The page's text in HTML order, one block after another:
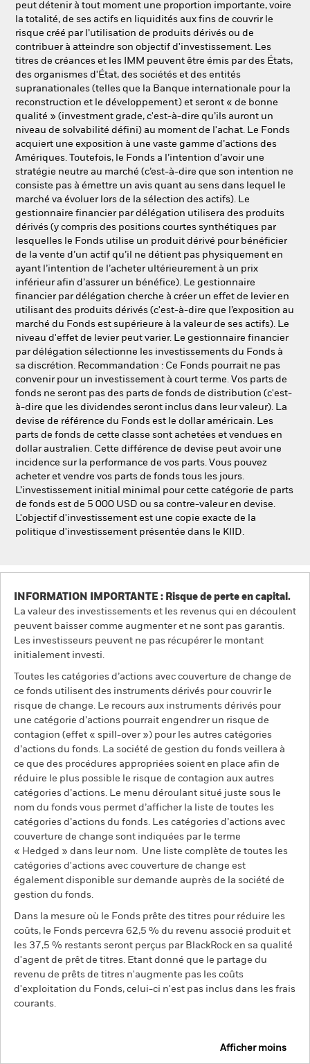
peut détenir à tout moment une proportion importante, voire
la totalité, de ses actifs en liquidités aux fins de couvrir le
risque créé par l’utilisation de produits dérivés ou de
contribuer à atteindre son objectif d'investissement. Les
titres de créances et les IMM peuvent être émis par des États,
des organismes d'État, des sociétés et des entités
supranationales (telles que la Banque internationale pour la
reconstruction et le développement) et seront « de bonne
qualité » (investment grade, c'est-à-dire qu’ils auront un
niveau de solvabilité défini) au moment de l'achat. Le Fonds
acquiert une exposition à une vaste gamme d’actions des
Amériques. Toutefois, le Fonds a l’intention d’avoir une
stratégie neutre au marché (c’est-à-dire que son intention ne
consiste pas à émettre un avis quant au sens dans lequel le
marché va évoluer lors de la sélection des actifs). Le
gestionnaire financier par délégation utilisera des produits
dérivés (y compris des positions courtes synthétiques par
lesquelles le Fonds utilise un produit dérivé pour bénéficier
de la vente d’un actif qu’il ne détient pas physiquement en
ayant l’intention de l’acheter ultérieurement à un prix
inférieur afin d’assurer un bénéfice). Le gestionnaire
financier par délégation cherche à créer un effet de levier en
utilisant des produits dérivés (c'est-à-dire que l’exposition au
marché du Fonds est supérieure à la valeur de ses actifs). Le
niveau d'effet de levier peut varier. Le gestionnaire financier
par délégation sélectionne les investissements du Fonds à
sa discrétion. Recommandation : Ce Fonds pourrait ne pas
convenir pour un investissement à court terme. Vos parts de
fonds ne seront pas des parts de fonds de distribution (c'est-
à-dire que les dividendes seront inclus dans leur valeur). La
devise de référence du Fonds est le dollar américain. Les
parts de fonds de cette classe sont achetées et vendues en
dollar australien. Cette différence de devise peut avoir une
incidence sur la performance de vos parts. Vous pouvez
acheter et vendre vos parts de fonds tous les jours.
L’investissement initial minimal pour cette catégorie de parts
de fonds est de 5 000 USD ou sa contre-valeur en devise.
L'objectif d'investissement est une copie exacte de la
politique d'investissement présentée dans le KIID.
INFORMATION IMPORTANTE : Risque de perte en capital.
La valeur des investissements et les revenus qui en découlent
peuvent baisser comme augmenter et ne sont pas garantis.
Les investisseurs peuvent ne pas récupérer le montant
initialement investi.
Toutes les catégories d’actions avec couverture de change de
ce fonds utilisent des instruments dérivés pour couvrir le
risque de change. Le recours aux instruments dérivés pour
une catégorie d’actions pourrait engendrer un risque de
contagion (effet « spill-over ») pour les autres catégories
d’actions du fonds. La société de gestion du fonds veillera à
ce que des procédures appropriées soient en place afin de
réduire le plus possible le risque de contagion aux autres
catégories d’actions. Le menu déroulant situé juste sous le
nom du fonds vous permet d’afficher la liste de toutes les
catégories d’actions du fonds. Les catégories d’actions avec
couverture de change sont indiquées par le terme
« Hedged » dans leur nom. Une liste complète de toutes les
catégories d'actions avec couverture de change est
également disponible sur demande auprès de la société de
gestion du fonds.
Dans la mesure où le Fonds prête des titres pour réduire les
coûts, le Fonds percevra 62,5 % du revenu associé produit et
les 37,5 % restants seront perçus par BlackRock en sa qualité
d'agent de prêt de titres. Etant donné que le partage du
revenu de prêts de titres n'augmente pas les coûts
d'exploitation du Fonds, celui-ci n'est pas inclus dans les frais
courants.
Afficher moins